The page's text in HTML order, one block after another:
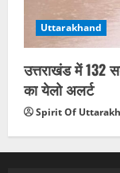
Uttarakhand
उत्तराखंड में 132
का येलो अलर्ट
Spirit Of